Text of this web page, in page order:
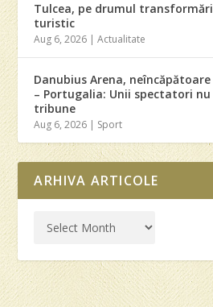
Tulcea, pe drumul
turistic
Aug 6, 2026 |Actualitate
Danubius Arena,
– Portugalia: Unii spectatori
tribune
Aug 6, 2026 | Sport
ARHIVA ARTICOLE